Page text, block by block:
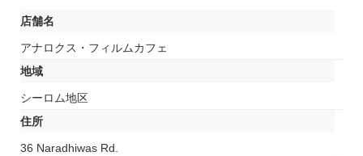
店舗名
アナロクス・フィルムカフェ
地域
シーロム地区
住所
36 Naradhiwas Rd.